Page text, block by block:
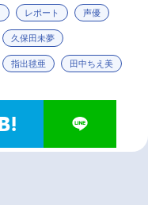
レポート 声優
久保田未夢
指出毬亜 田中ちえ美